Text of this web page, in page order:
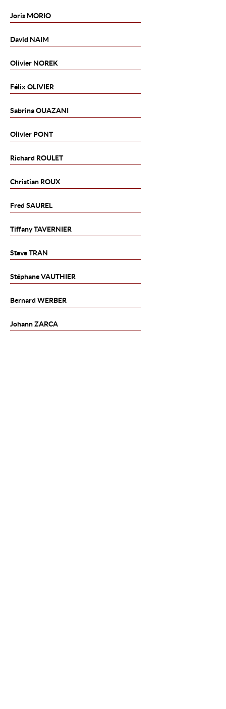
Joris MORIO
David NAIM
Olivier NOREK
Félix OLIVIER
SabrinaOUAZANI
Olivier PONT
Richard ROULET
Christian ROUX
Fred SAUREL
TiffanyTAVERNIER
SteveTRAN
StéphaneVAUTHIER
Bernard WERBER
JohannZARCA